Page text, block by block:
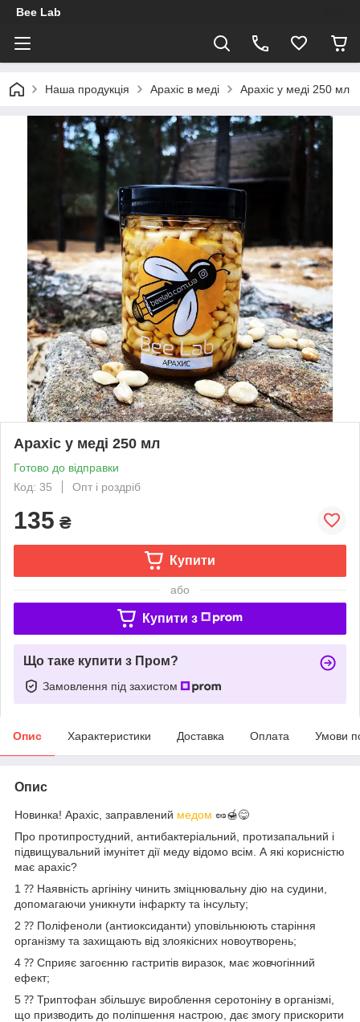
Bee Lab
Наша продукція Арахіс в меді Арахіс у меді 250 мл
Арахіс у меді 250 мл
Готово до відправки
Код: 35
Опт і роздріб
135 ₴
Купити
або
Купити з
Що таке купити з Пром?
Замовлення під захистом
Опис Характеристики Доставка Оплата Умови
Опис
Новинка! Арахіс, заправлений медом 🥜🍯😋
Про протипростудний, антибактеріальний, протизапальний і
підвищувальний імунітет дії меду відомо всім. А які корисністю
має арахіс?⠀
1️ ⁇ Наявність аргініну чинить зміцнювальну дію на судини,
допомагаючи уникнути інфаркту та інсульту;
2️ ⁇ Поліфеноли (антиоксиданти) уповільнюють старіння
організму та захищають від злоякісних новоутворень;
4️ ⁇ Сприяє загоєнню гастритів виразок, має жовчогінний
ефект;
5️ ⁇ Триптофан збільшує вироблення серотоніну в організмі,
що призводить до поліпшення настрою, дає змогу прискорити